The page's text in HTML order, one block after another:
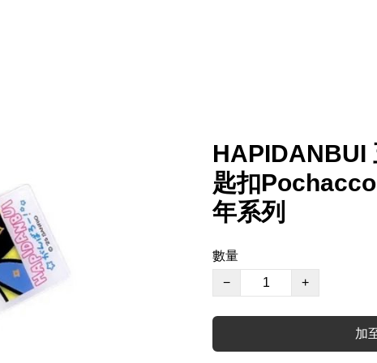
HAPIDANBUI
匙扣
年系列
數量
−
+
加